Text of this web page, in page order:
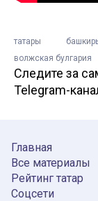
татары
волжская булгария
Следите за
Telegram-
Главная
Все материалы
Рейтинг татар
Соцсети